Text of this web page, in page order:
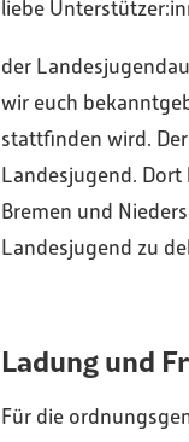
liebe
der
wir euch
stattfinden wird.
Landesjugend.
Bremen und
Landesjugend zu
Ladung und
Für die